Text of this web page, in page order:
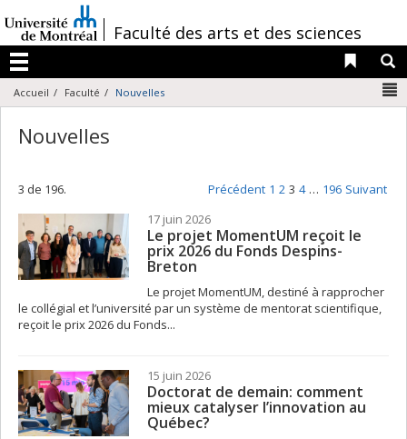
au
contenu
/Faculté des arts et des sciences
Menu
Liens
Accueil Faculté Nouvelles
Nouvelles
3 de 196. Précédent 1 2 3 4 … 196 Suivant
17 juin 2026
Le projet MomentUM reçoit le
prix 2026 du Fonds Despins-
Breton
Le projet MomentUM, destiné à rapprocher
le collégial et l’université par un système de mentorat scientifique,
reçoit le prix 2026 du Fonds...
15 juin 2026
Doctorat de demain: comment
mieux catalyser l’innovation au
Québec?